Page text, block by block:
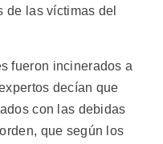
de las víctimas del
fueron incinerados a
decían que
con las debidas
que según los